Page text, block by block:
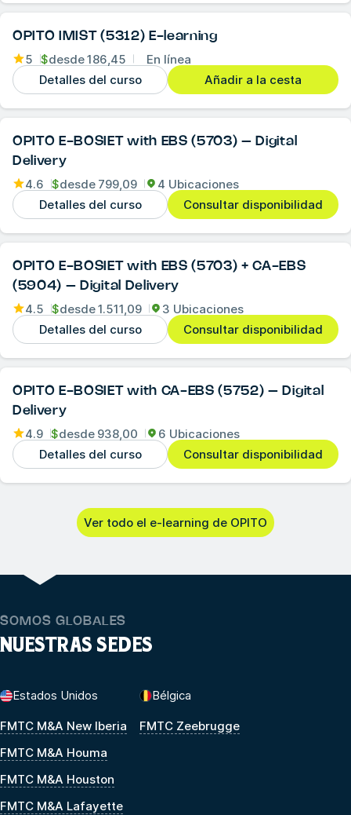
OPITO IMIST (5312) E-learning
5 $desde186,45
En línea
Detalles del curso
Añadir a la cesta
OPITO E-BOSIET with EBS (5703) – Digital
Delivery
4.6 $desde 799,09
4 Ubicaciones
Detalles del curso
Consultar disponibilidad
OPITO E-BOSIET with EBS (5703) + CA-EBS
(5904) – Digital Delivery
4.5 $desde1.511,09
3 Ubicaciones
Detalles del curso
Consultar disponibilidad
OPITO E-BOSIET with CA-EBS (5752) – Digital
Delivery
4.9 $desde 938,00
6 Ubicaciones
Detalles del curso
Consultar disponibilidad
Ver todo el e-learning de OPITO
SOMOS GLOBALES
NUESTRAS SEDES
Estados Unidos
FMTC M&A New Iberia
FMTC M&A Houma
FMTC M&A Houston
FMTC M&A Lafayette
Bélgica
FMTC Zeebrugge